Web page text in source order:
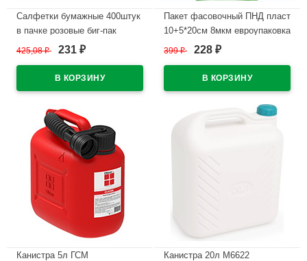
Салфетки бумажные 400штук
в пачке розовые биг-пак
В наличии
425,08₽ 231 ₽
Пакет фасовочный ПНД пласт
10+5*20см 8мкм евроупаковка
В наличии
399₽ 228 ₽
Канистра 5л ГСМ
Канистра 20л М6622